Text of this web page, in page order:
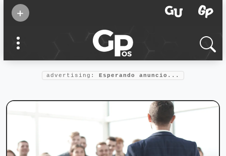
+
confianza
Foro salud
advertising: Esperando anuncio...